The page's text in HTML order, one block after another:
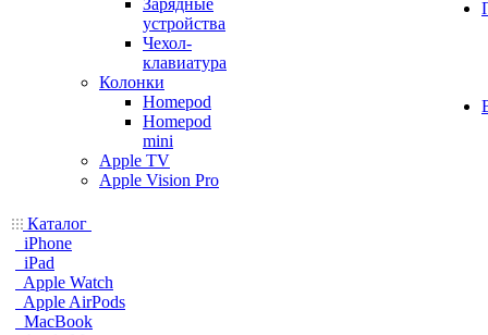
Зарядные
устройства
Чехол-
клавиатура
Колонки
Homepod
Homepod
mini
Apple TV
Apple Vision Pro
Каталог
iPhone
iPad
Apple Watch
Apple AirPods
MacBook